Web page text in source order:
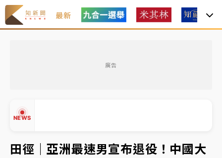
最新
廣告
NEWS
中信慈善基金會想增加董事人數！辜仲諒向法院聲請遭
駁 理由曝光
故宮《龍藏經》特展第2檔！今線上預約開賣一度塞車
周六起展出延長至晚上7時
田徑｜亞洲最速男宣布退役！中國大